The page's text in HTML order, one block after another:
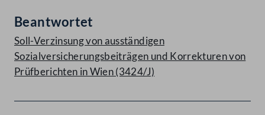
Beantwortet
Soll-Verzinsung von ausständigen
Sozialversicherungsbeiträgen und Korrekturen von
Prüfberichten in Wien (3424/J)